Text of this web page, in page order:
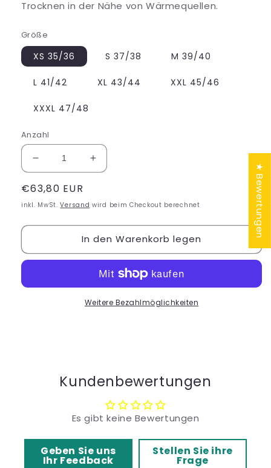
Trocknen in der Nähe von Wärmequellen.
Größe
XS 35/36 S 37/38 M 39/40
L 41/42 XL 43/44 XXL 45/46
XXXL 47/48
Anzahl
Verringere
die
Menge
für
Op
Ferse
Gewichtsbelastung
Seitenrand
Erhöhe
die
für
Op
Schuh
Ferse
Gewichtsbelastung
mit
Seitenrand
Ref.150
Normaler
Preis
€63,80 EUR
inkl. MwSt.Versand wird beim Checkout berechnet
In den Warenkorb legen
Weitere Bezahlmöglichkeiten
Kundenbewertungen
Es gibt keine Bewertungen
Geben Sie uns
Ihr Feedback
Stellen Sie ihre
Frage
★ Bewertungen